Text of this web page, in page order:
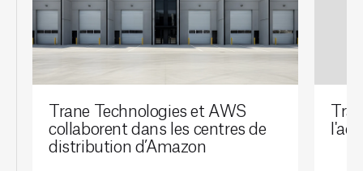
Trane Technologies et AWS
collaborent dans les centres de
distribution d’Amazon